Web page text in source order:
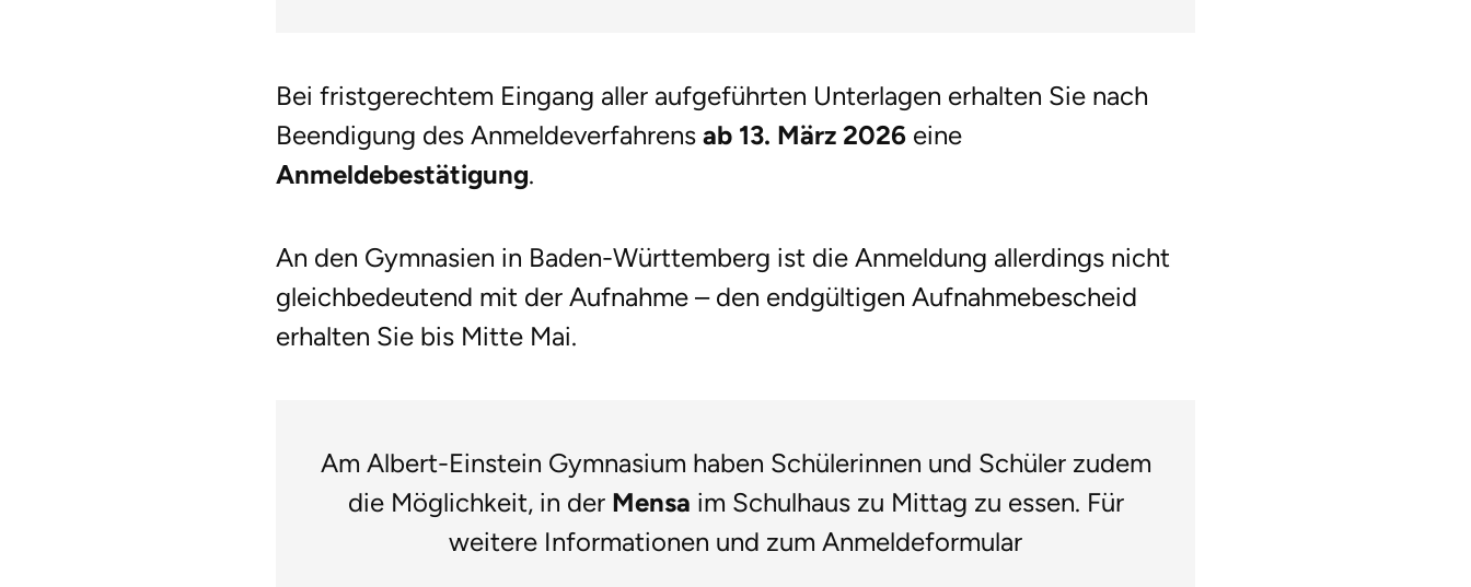
Bei fristgerechtem Eingang aller aufgeführten Unterlagen erhalten Sie nach
Beendigung des Anmeldeverfahrens ab 13. März 2026 eine
Anmeldebestätigung.
An den Gymnasien in Baden-Württemberg ist die Anmeldung allerdings nicht
gleichbedeutend mit der Aufnahme – den endgültigen Aufnahmebescheid
erhalten Sie bis Mitte Mai.
Am Albert-Einstein Gymnasium haben Schülerinnen und Schüler zudem
die Möglichkeit, in der Mensa im Schulhaus zu Mittag zu essen. Für
weitere Informationen und zum Anmeldeformular